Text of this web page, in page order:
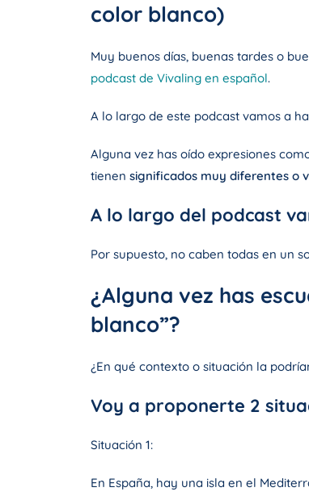
color blanco)
Muy buenos días, buenas tardes o
podcast de Vivaling en español.
A lo largo de este podcast vamos a
Alguna vez has oído expresiones
tienen significados muy diferentes o
A lo largo del podcast
Por supuesto, no caben todas en un
¿Alguna vez has
blanco”?
¿En qué contexto o situación la
Voy a proponerte 2
Situación 1:
En España, hay una isla en el